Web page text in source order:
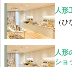
人形
（
人形
ショ